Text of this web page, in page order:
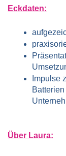
Eckdaten:
Impulse
Über Laura: